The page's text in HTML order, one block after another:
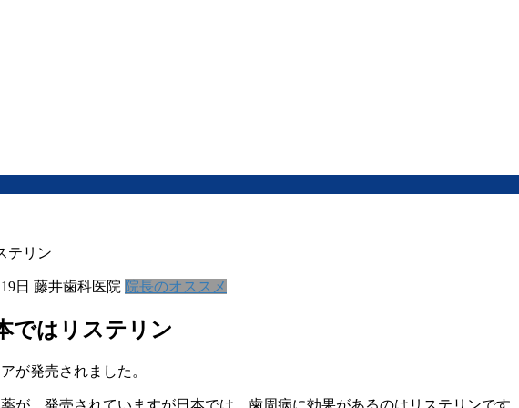
テリン
日 藤井歯科医院 院長のオススメ
ではリステリン
が発売されました。
が、発売されていますが日本では、歯周病に効果があるのはリステリンです。